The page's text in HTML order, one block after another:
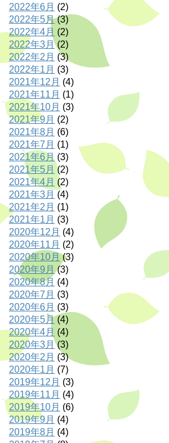
2022年6月 (2)
2022年5月(3)
2022年4月 (2)
2022年3月(2)
2022年2月 (3)
2022年1月 (3)
2021年12月 (4)
2021年11月 (1)
2021年10月 (3)
2021年9月 (2)
2021年8月 (6)
2021年7月 (1)
2021年6月 (3)
2021年5月 (2)
2021年4月 (2)
2021年3月 (4)
2021年2月 (1)
2021年1月 (3)
2020年12月 (4)
2020年11月 (2)
2020年10月 (3)
2020年9月 (3)
2020年8月 (4)
2020年7月 (3)
2020年6月 (3)
2020年5月(4)
2020年4月 (4)
2020年3月 (3)
2020年2月 (3)
2020年1月 (7)
2019年12月 (3)
2019年11月 (4)
2019年10月 (6)
2019年9月 (4)
2019年8月 (4)